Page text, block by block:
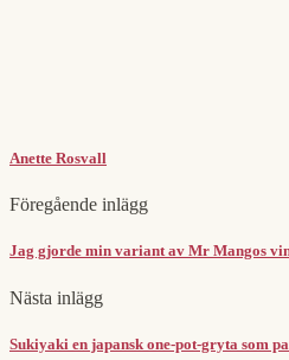
Anette Rosvall
Föregående inlägg
Jag gjorde min variant av Mr Mangos
Nästa inlägg
Sukiyaki en japansk one-pot-gryta som